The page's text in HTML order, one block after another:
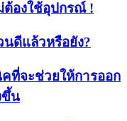
ต้องใช้อุปกรณ์ !
ดีแล้วหรือยัง?
คที่จะช่วยให้การออก
ขึ้น